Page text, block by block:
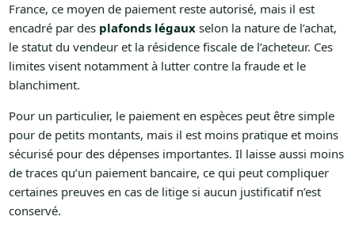
France, ce moyen de paiement reste autorisé, mais il est
encadré par des plafonds légauxselon la nature de l’achat,
le statut du vendeur et la résidence fiscale de l’acheteur. Ces
limites visent notamment à lutter contre la fraude et le
blanchiment.
Pour un particulier, le paiement en espèces peut être simple
pour de petits montants, mais il est moins pratique et moins
sécurisé pour des dépenses importantes. Il laisse aussi moins
de traces qu’un paiement bancaire, ce qui peut compliquer
certaines preuves en cas de litige si aucun justificatif n’est
conservé.